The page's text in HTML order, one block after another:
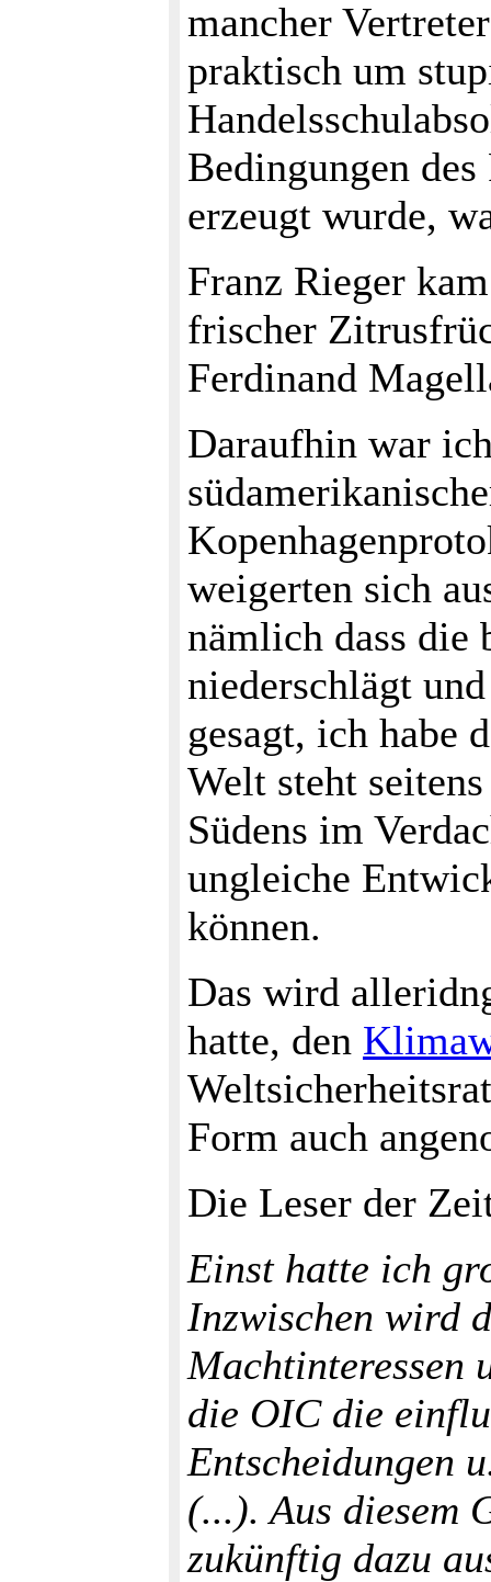
mancher
praktisch um
Bedingungen
erzeugt wurde,
Franz Rieger
frischer
Ferdinand
Daraufhin war
weigerten sich
nämlich dass die
niederschlägt
gesagt, ich habe
Welt steht
Südens im
ungleiche
können.
Das wird
hatte, den
Form auch
Die Leser der
Einst hatte ich
Inzwischen wird
Machtinteressen
die OIC die
Entscheidungen
(...). Aus diesem
zukünftig dazu